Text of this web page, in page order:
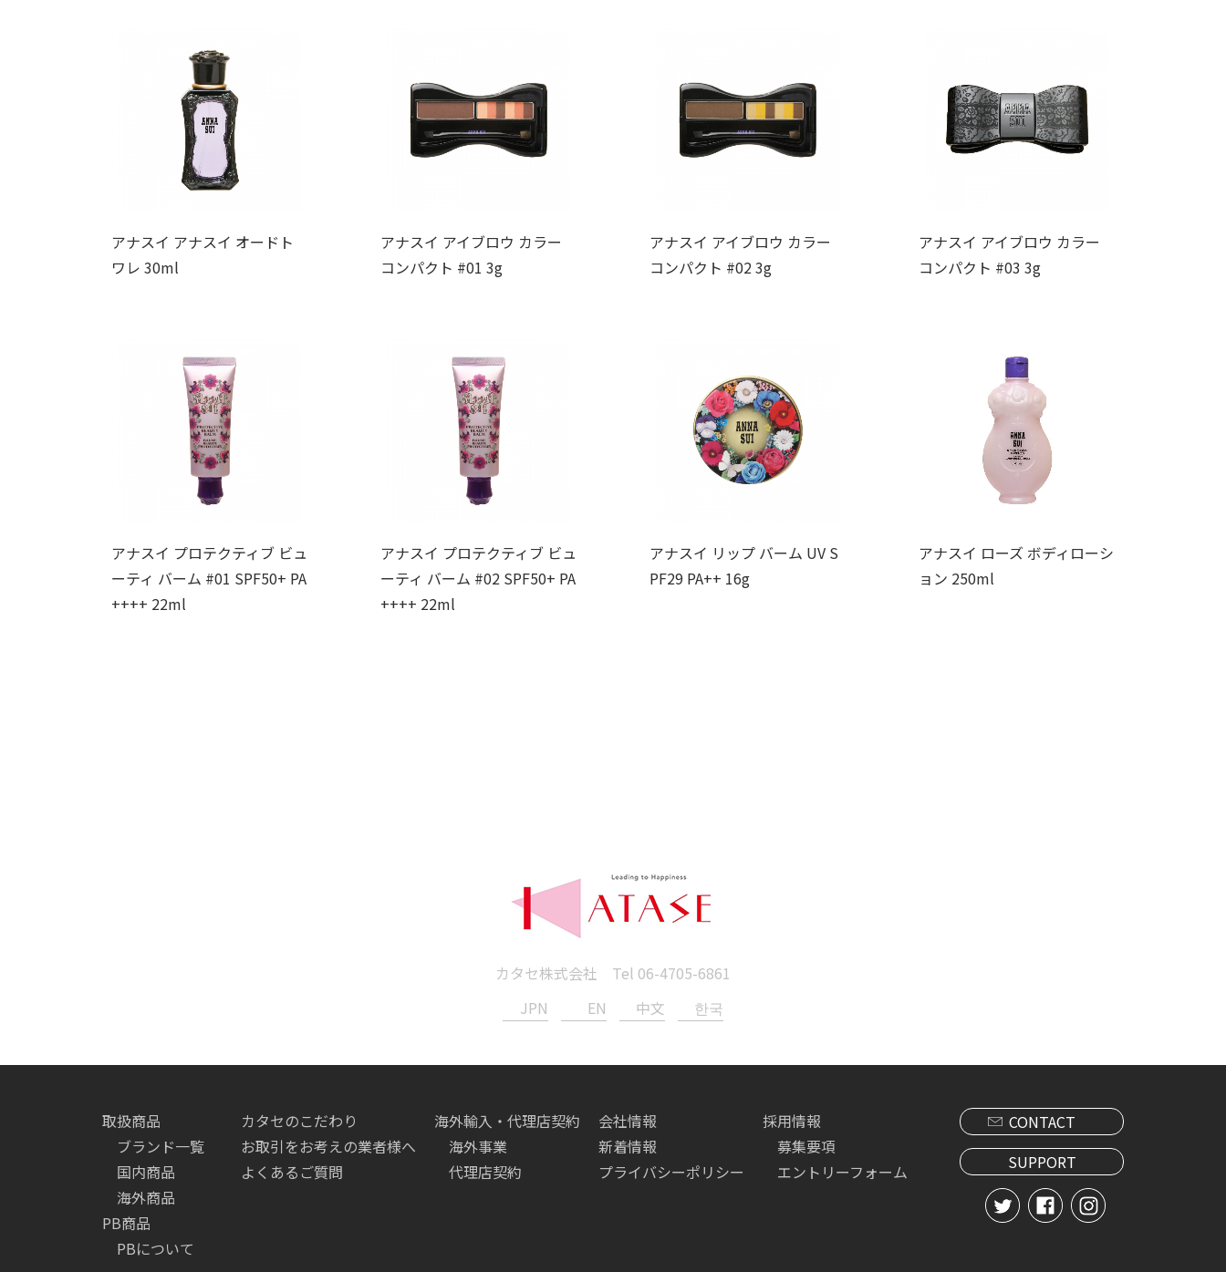
アナスイ アナスイ オードト
ワレ 30ml
アナスイ アイブロウ カラー
コンパクト #01 3g
アナスイ アイブロウ カラー
コンパクト #02 3g
アナスイ アイブロウ カラー
コンパクト #03 3g
アナスイ プロテクティブ ビュ
ーティ バーム #01 SPF50+ PA
++++ 22ml
アナスイ プロテクティブ ビュ
ーティ バーム #02 SPF50+ PA
++++ 22ml
アナスイ リップ バーム UV S
PF29 PA++ 16g
アナスイ ローズ ボディローシ
ョン 250ml
カタセ株式会社 Tel 06-4705-6861
JPN
EN 中文 한국
取扱商品
ブランド一覧
国内商品
海外商品
PB商品
PBについて
カタセのこだわり
お取引をお考えの業者様へ
よくあるご質問
海外輸入・代理店契約
海外事業
代理店契約
会社情報
新着情報
プライバシーポリシー
採用情報
募集要項
エントリーフォーム
CONTACT
SUPPORT